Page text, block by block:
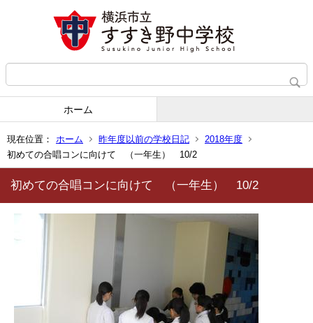
ホーム
現在位置： ホーム 昨年度以前の学校日記
2018年度
初めての合唱コンに向けて （一年生） 10/2
初めての合唱コンに向けて （一年生） 10/2